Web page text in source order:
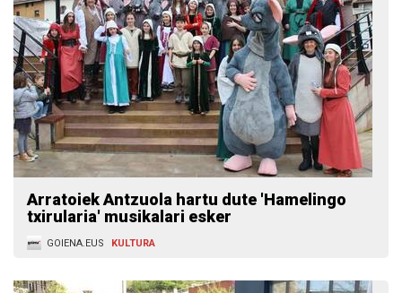
Arratoiek Antzuola hartu dute 'Hamelingo
txirularia' musikalari esker
GOIENA.EUS KULTURA